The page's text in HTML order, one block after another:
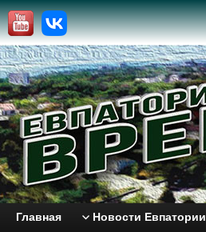
Главная Новости Евпатории